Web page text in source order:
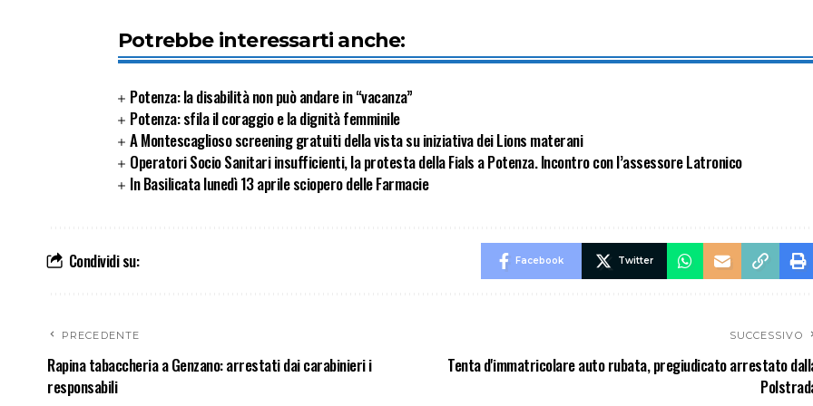
Potrebbe interessarti anche:
Potenza: la disabilità non può andare in “vacanza”
Potenza: sfila il coraggio e la dignità femminile
A Montescaglioso screening gratuiti della vista su iniziativa dei Lions materani
Operatori Socio Sanitari insufficienti, la protesta della Fials a Potenza. Incontro con l’assessore Latronico
In Basilicata lunedì 13 aprile sciopero delle Farmacie
Condividi su: Facebook Twitter
PRECEDENTE
Rapina tabaccheria a Genzano: arrestati dai carabinieri i
responsabili
SUCCESSIVO
Tenta d'immatricolare auto rubata, pregiudicato arrestato